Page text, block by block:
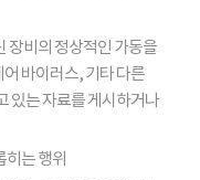
장비의 정상적인 가동을
바이러스, 기타 다른
있는 자료를 게시하거나
는 행위